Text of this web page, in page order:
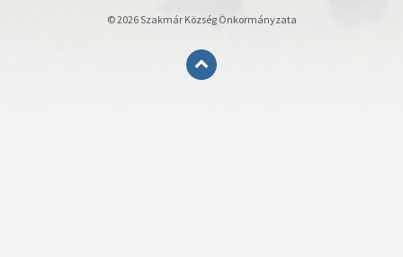
© 2026 Szakmár Község Önkormányzata